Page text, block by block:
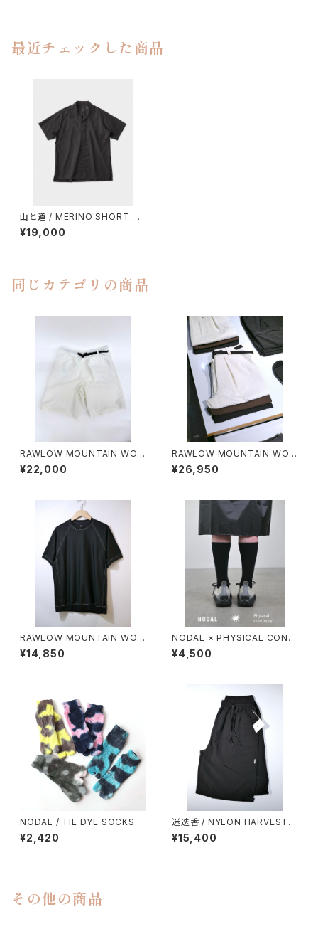
最近チェックした商品
山と道 / MERINO SHORT SL
EEVE SHIRTS（MEN）
¥19,000
同じカテゴリの商品
RAWLOW MOUNTAIN WOR
KS / HIKER GURKHA PANTS
¥22,000
RAWLOW MOUNTAIN WOR
KS / HIKER BAKER PANTS
¥26,950
RAWLOW MOUNTAIN WOR
KS / DAD LITE CREW
¥14,850
NODAL × PHYSICAL CONT
MPRY.
¥4,500
NODAL / TIE DYE SOCKS
¥2,420
迷迭香 / NYLON HARVEST L
OOSE SHORTS（2026）
¥15,400
その他の商品